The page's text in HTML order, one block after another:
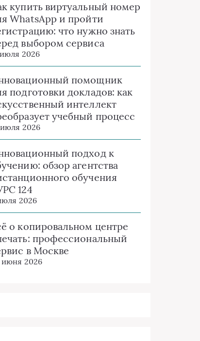
купить виртуальный номер
WhatsApp и пройти
что нужно знать
выбором сервиса
2026
помощник
подготовки докладов: как
интеллект
учебный процесс
2026
подход к
обзор агентства
обучения
124
2026
о копировальном центре
профессиональный
в Москве
июня 2026